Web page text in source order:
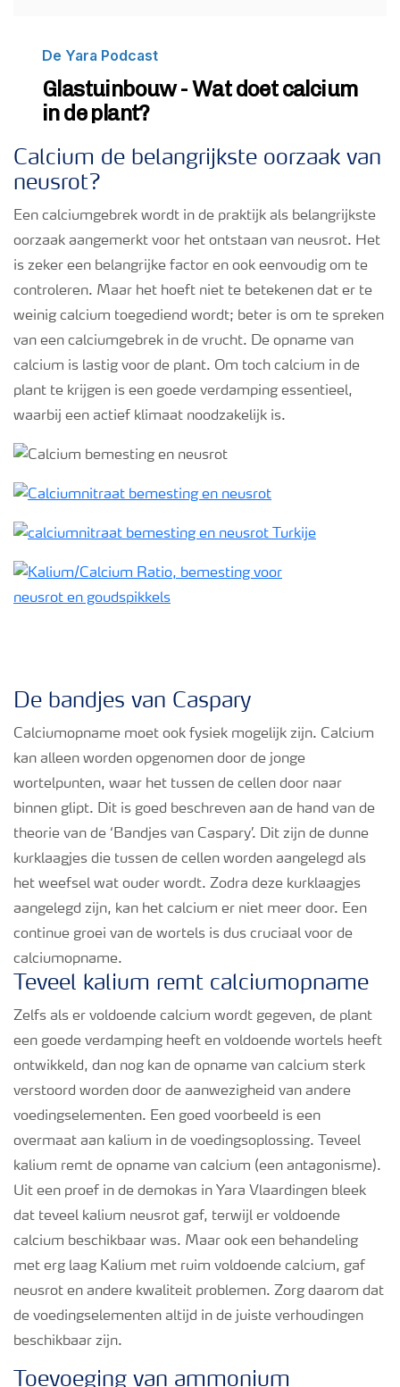
Calcium de belangrijkste oorzaak van
neusrot?
Een calciumgebrek wordt in de praktijk als belangrijkste
oorzaak aangemerkt voor het ontstaan van neusrot. Het
is zeker een belangrijke factor en ook eenvoudig om te
controleren. Maar het hoeft niet te betekenen dat er te
weinig calcium toegediend wordt; beter is om te spreken
van een calciumgebrek in de vrucht. De opname van
calcium is lastig voor de plant. Om toch calcium in de
plant te krijgen is een goede verdamping essentieel,
waarbij een actief klimaat noodzakelijk is.
De bandjes van Caspary
Calciumopname moet ook fysiek mogelijk zijn. Calcium
kan alleen worden opgenomen door de jonge
wortelpunten, waar het tussen de cellen door naar
binnen glipt. Dit is goed beschreven aan de hand van de
theorie van de ‘Bandjes van Caspary’. Dit zijn de dunne
kurklaagjes die tussen de cellen worden aangelegd als
het weefsel wat ouder wordt. Zodra deze kurklaagjes
aangelegd zijn, kan het calcium er niet meer door. Een
continue groei van de wortels is dus cruciaal voor de
calciumopname.
Teveel kalium remt calciumopname
Zelfs als er voldoende calcium wordt gegeven, de plant
een goede verdamping heeft en voldoende wortels heeft
ontwikkeld, dan nog kan de opname van calcium sterk
verstoord worden door de aanwezigheid van andere
voedingselementen. Een goed voorbeeld is een
overmaat aan kalium in de voedingsoplossing. Teveel
kalium remt de opname van calcium (een antagonisme).
Uit een proef in de demokas in Yara Vlaardingen bleek
dat teveel kalium neusrot gaf, terwijl er voldoende
calcium beschikbaar was. Maar ook een behandeling
met erg laag Kalium met ruim voldoende calcium, gaf
neusrot en andere kwaliteit problemen. Zorg daarom dat
de voedingselementen altijd in de juiste verhoudingen
beschikbaar zijn.
Toevoeging van ammonium